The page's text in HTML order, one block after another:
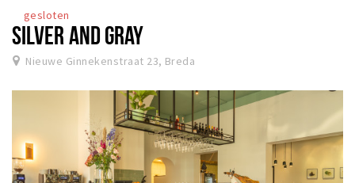
gesloten
SILVER AND GRAY
Nieuwe Ginnekenstraat 23, Breda